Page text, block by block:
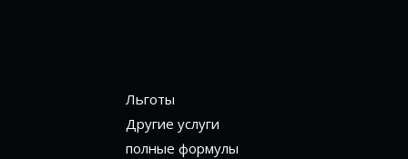
Льготы
Другие услуги
полные формулы